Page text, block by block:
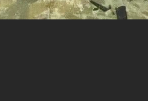
порядка проводят проверку.